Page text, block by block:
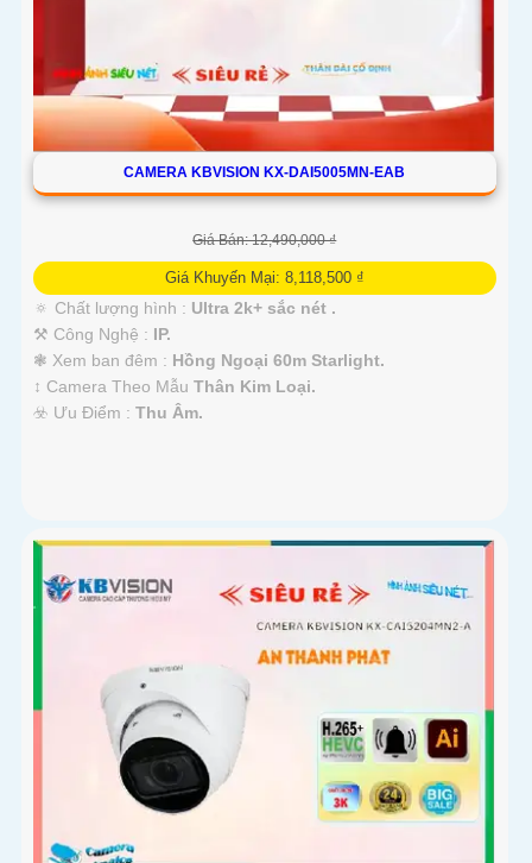
CAMERA KBVISION KX-DAI5005MN-EAB
Giá Bán: 12,490,000 ₫
Giá Khuyến Mại: 8,118,500 ₫
🔅 Chất lượng hình : Ultra 2k+ sắc nét .
⚒ Công Nghệ : IP.
❃ Xem ban đêm : Hồng Ngoại 60m Starlight.
↕️ Camera Theo Mẫu Thân Kim Loại.
️☣️ Ưu Điểm : Thu Âm.